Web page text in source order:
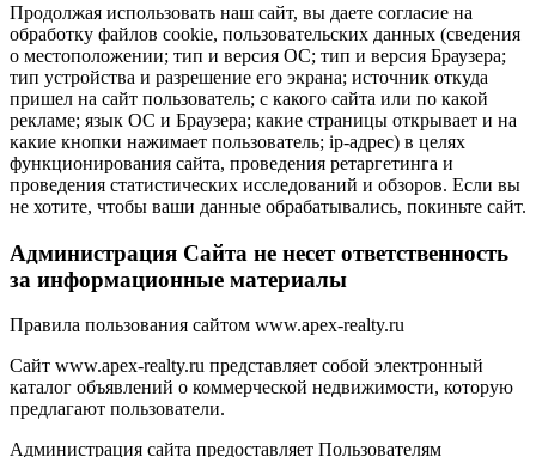
Продолжая использовать наш сайт, вы даете согласие на
обработку файлов cookie, пользовательских данных (сведения
о местоположении; тип и версия ОС; тип и версия Браузера;
тип устройства и разрешение его экрана; источник откуда
пришел на сайт пользователь; с какого сайта или по какой
рекламе; язык ОС и Браузера; какие страницы открывает и на
какие кнопки нажимает пользователь; ip-адрес) в целях
функционирования сайта, проведения ретаргетинга и
проведения статистических исследований и обзоров. Если вы
не хотите, чтобы ваши данные обрабатывались, покиньте сайт.
Администрация Сайта не несет ответственность
за информационные материалы
Правила пользования сайтом www.apex-realty.ru
Сайт www.apex-realty.ru представляет собой электронный
каталог объявлений о коммерческой недвижимости, которую
предлагают пользователи.
Администрация сайта предоставляет Пользователям